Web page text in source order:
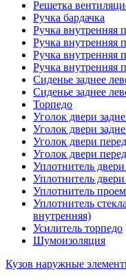
Решетка
Ручка бардачка
Ручка внутренняя
Ручка внутренняя
Ручка внутренняя
Ручка внутренняя
Сиденье заднее
Сиденье заднее
Торпедо
Уголок двери
Уголок двери
Уголок двери
Уголок двери
Уплотнитель
Уплотнитель
Уплотнитель
Уплотнитель
внутренняя)
Усилитель торпедо
Шумоизоляция
Кузов наружные